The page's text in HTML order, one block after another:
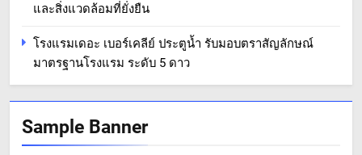
และสิ่งแวดล้อมที่ยั่งยืน
โรงแรมเดอะ เบอร์เคลีย์ ประตูน้ำ รับมอบตราสัญลักษณ์
มาตรฐานโรงแรม ระดับ 5 ดาว
Sample Banner